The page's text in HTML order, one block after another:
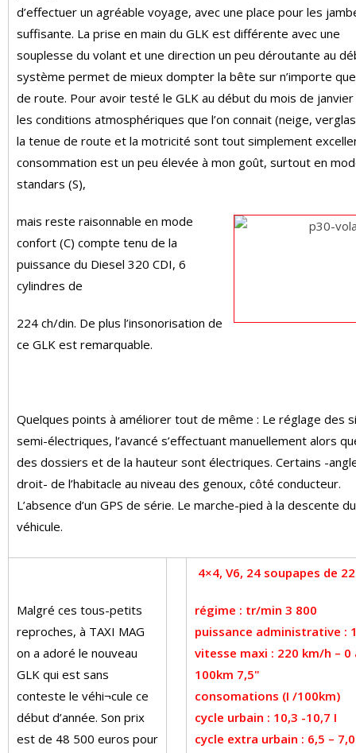
d’effectuer un agréable voyage, avec une place pour les
suffisante. La prise en main du GLK est différente avec une
souplesse du volant et une direction un peu déroutante au
système permet de mieux dompter la bête sur n’importe
de route. Pour avoir testé le GLK au début du mois de janvier
les conditions atmosphériques que l’on connait (neige,
la tenue de route et la motricité sont tout simplement
consommation est un peu élevée à mon goût, surtout en
standars (S),
mais reste raisonnable en mode
confort (C) compte tenu de la
puissance du Diesel 320 CDI, 6
cylindres de
224 ch/din. De plus l’insonorisation de
ce GLK est remarquable.
Quelques points à améliorer tout de même : Le réglage des
semi-électriques, l’avancé s’effectuant manuellement alors
des dossiers et de la hauteur sont électriques. Certains -
droit- de l’habitacle au niveau des genoux, côté conducteur.
L’absence d’un GPS de série. Le marche-pied à la descente du
véhicule.
Malgré ces tous-petits
reproches, à TAXI MAG
on a adoré le nouveau
GLK qui est sans
conteste le véhi¬cule ce
début d’année. Son prix
est de 48 500 euros pour
4×4, V6, 24 soupapes de
régime : tr/min 3 800
puissance administrative :
vitesse maxi : 220 km/h – 0
100km 7,5"
consomations (I /100km)
cycle urbain : 10,3 -10,7 I
cycle extra urbain : 6,5 –